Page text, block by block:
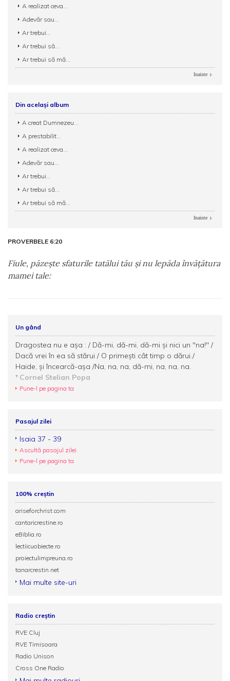
A realizat ceva...
Adevăr sau...
Ar trebui...
Ar trebui să...
Ar trebui să mă...
Inainte
Din același album
A creat Dumnezeu...
A prestabilit...
A realizat ceva...
Adevăr sau...
Ar trebui...
Ar trebui să...
Ar trebui să mă...
Inainte
PROVERBELE 6:20
Fiule, păzeşte sfaturile tatălui tău şi nu lepăda învăţătura
mamei tale:
Un gând
Dragostea nu e aşa : / Dă-mi, dă-mi, dă-mi şi nici un "na!" /
Dacă vrei în ea să stărui / O primeşti cât timp o dărui./
Haide, şi încearcă-aşa /Na, na, na, dă-mi, na, na, na.
Cornel Stelian Popa
Pune-l pe pagina ta
Pasajul zilei
Isaia 37 - 39
Ascultă pasajul zilei
Pune-l pe pagina ta
100% creștin
ariseforchrist.com
cantaricrestine.ro
eBiblia.ro
lectiicuobiecte.ro
proiectulimpreuna.ro
tanarcrestin.net
Mai multe site-uri
Radio creștin
RVE Cluj
RVE Timisoara
Radio Unison
Cross One Radio